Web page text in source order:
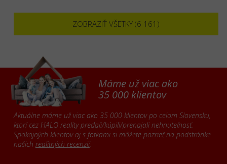
ZOBRAZIŤ VŠETKY (6 161)
Máme už viac ako
35 000 klientov
Aktuálne máme už viac ako 35 000 klientov po celom Slovensku,
ktorí cez HALO reality predali/kúpili/prenajali nehnuteľnosť.
Spokojných klientov aj s fotkami si môžete pozrieť na podstránke
našich realitných recenzií.